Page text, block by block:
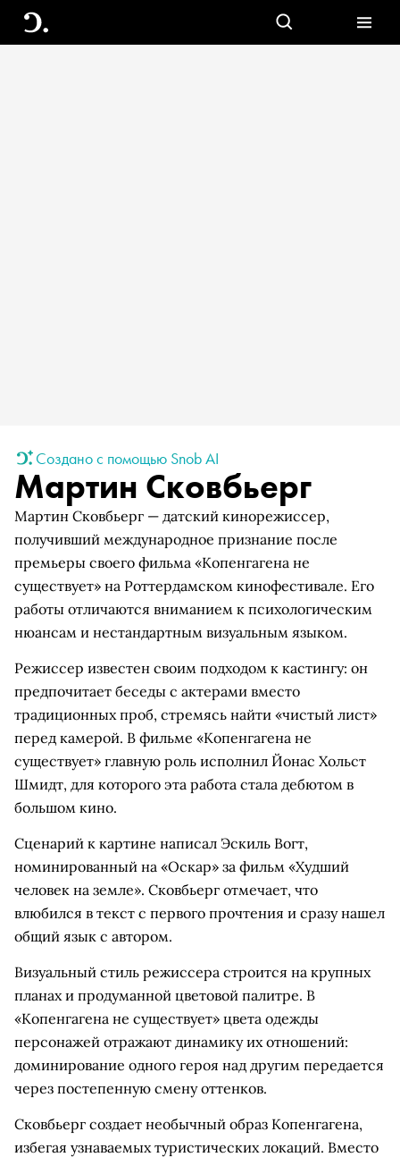
Создано с помощью Snob AI
Мартин Сковбьерг
Мартин Сковбьерг — датский кинорежиссер,
получивший международное признание после
премьеры своего фильма «Копенгагена не
существует» на Роттердамском кинофестивале. Его
работы отличаются вниманием к психологическим
нюансам и нестандартным визуальным языком.
Режиссер известен своим подходом к кастингу: он
предпочитает беседы с актерами вместо
традиционных проб, стремясь найти «чистый лист»
перед камерой. В фильме «Копенгагена не
существует» главную роль исполнил Йонас Хольст
Шмидт, для которого эта работа стала дебютом в
большом кино.
Сценарий к картине написал Эскиль Вогт,
номинированный на «Оскар» за фильм «Худший
человек на земле». Сковбьерг отмечает, что
влюбился в текст с первого прочтения и сразу нашел
общий язык с автором.
Визуальный стиль режиссера строится на крупных
планах и продуманной цветовой палитре. В
«Копенгагена не существует» цвета одежды
персонажей отражают динамику их отношений:
доминирование одного героя над другим передается
через постепенную смену оттенков.
Сковбьерг создает необычный образ Копенгагена,
избегая узнаваемых туристических локаций. Вместо